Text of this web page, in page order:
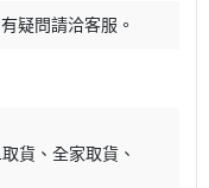
疑問請洽客服。
貨
全家取貨